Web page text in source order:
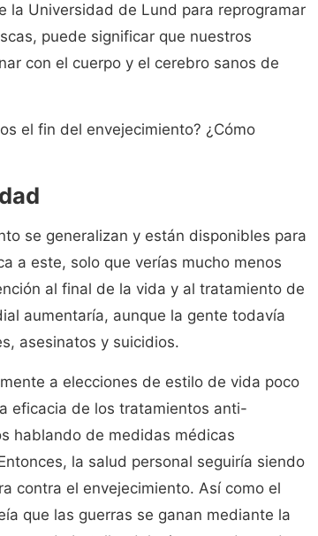
la Universidad de Lund para reprogramar
puede significar que nuestros
con el cuerpo y el cerebro sanos de
el fin del envejecimiento? ¿Cómo
se generalizan y están disponibles para
a este, solo que verías mucho menos
al final de la vida y al tratamiento de
aumentaría, aunque la gente todavía
asesinatos y suicidios.
a elecciones de estilo de vida poco
eficacia de los tratamientos anti-
hablando de medidas médicas
la salud personal seguiría siendo
contra el envejecimiento. Así como el
que las guerras se ganan mediante la